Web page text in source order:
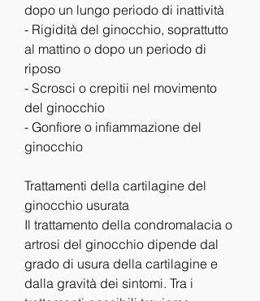
dopo un lungo periodo di inattività
- Rigidità del ginocchio, soprattutto
al mattino o dopo un periodo di
riposo
- Scrosci o crepitii nel movimento
del ginocchio
- Gonfiore o infiammazione del
ginocchio
Trattamenti della cartilagine del
ginocchio usurata
Il trattamento della condromalacia o
artrosi del ginocchio dipende dal
grado di usura della cartilagine e
dalla gravità dei sintomi. Tra i